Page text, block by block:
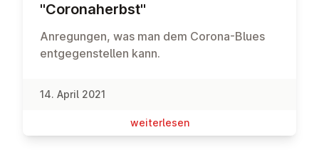
"Co­ro­na­herbst"
Anregungen, was man dem Corona-Blues
entgegenstellen kann.
14. April 2021
wei­ter­le­sen